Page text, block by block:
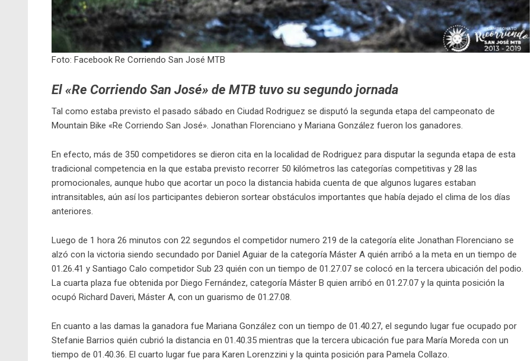
Foto: Facebook Re Corriendo San José MTB
El «Re Corriendo San José» de MTB tuvo su segundo jornada
Tal como estaba previsto el pasado sábado en Ciudad Rodriguez se disputó la segunda etapa del campeonato de
Mountain Bike «Re Corriendo San José». Jonathan Florenciano y Mariana González fueron los ganadores.
En efecto, más de 350 competidores se dieron cita en la localidad de Rodriguez para disputar la segunda etapa de esta
tradicional competencia en la que estaba previsto recorrer 50 kilómetros las categorías competitivas y 28 las
promocionales, aunque hubo que acortar un poco la distancia habida cuenta de que algunos lugares estaban
intransitables, aún así los participantes debieron sortear obstáculos importantes que había dejado el clima de los días
anteriores.
Luego de 1 hora 26 minutos con 22 segundos el competidor numero 219 de la categoría elite Jonathan Florenciano se
alzó con la victoria siendo secundado por Daniel Aguiar de la categoría Máster A quién arribó a la meta en un tiempo de
01.26.41 y Santiago Calo competidor Sub 23 quién con un tiempo de 01.27.07 se colocó en la tercera ubicación del podio.
La cuarta plaza fue obtenida por Diego Fernández, categoría Máster B quien arribó en 01.27.07 y la quinta posición la
ocupó Richard Daveri, Máster A, con un guarismo de 01.27.08.
En cuanto a las damas la ganadora fue Mariana González con un tiempo de 01.40.27, el segundo lugar fue ocupado por
Stefanie Barrios quién cubrió la distancia en 01.40.35 mientras que la tercera ubicación fue para María Moreda con un
tiempo de 01.40.36. El cuarto lugar fue para Karen Lorenzzini y la quinta posición para Pamela Collazo.